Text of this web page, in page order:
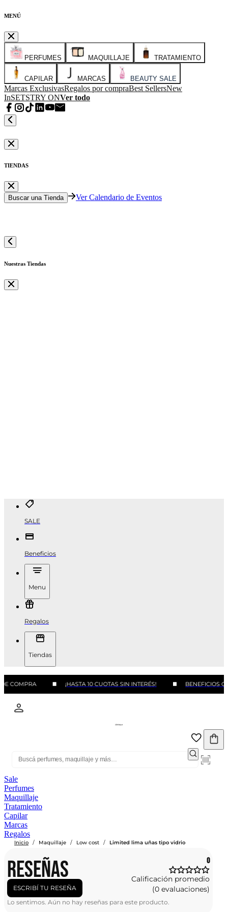
MENÚ
PERFUMES MAQUILLAJE TRATAMIENTO
CAPILAR MARCAS BEAUTY SALE
Marcas ExclusivasRegalos por compraBest SellersNew
InSETSTRY ONVer todo
TIENDAS
Buscar una Tienda Ver Calendario de Eventos
Nuestras Tiendas
SALE
Beneficios
Menu
Regalos
Tiendas
COMPRA ¡HASTA 10 CUOTAS SIN INTERÉS! BENEFICIOS
Sale
Perfumes
Maquillaje
Tratamiento
Capilar
Marcas
Regalos
Inicio / Maquillaje / Low cost / Limited lima uñas tipo vidrio
RESEÑAS
ESCRIBÍ TU RESEÑA
0
Calificación promedio
(0 evaluaciones)
Lo sentimos. Aún no hay reseñas para este producto.